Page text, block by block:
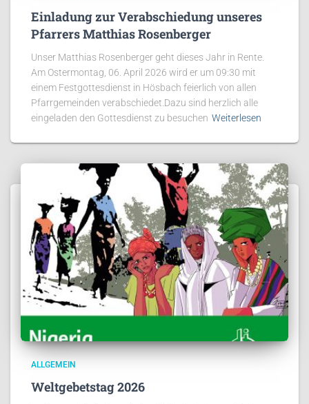
Einladung zur Verabschiedung unseres
Pfarrers Matthias Rosenberger
Unser Matthias Rosenberger geht dieses Jahr in Rente.
Am Ostermontag, 06. April 2026 wird er um 09:30 mit
einem Festgottesdienst in Hösbach feierlich von allen
Pfarrgemeinden verabschiedet.Dazu sind herzlich alle
eingeladen den Gottesdienst zu besuchen Weiterlesen
ALLGEMEIN
Weltgebetstag 2026